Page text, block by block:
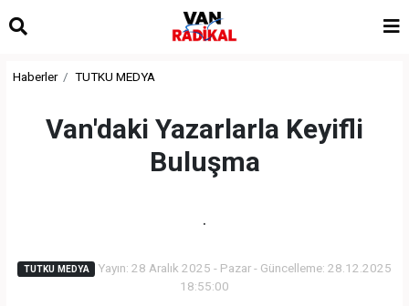
Haberler TUTKU MEDYA
Van'daki Yazarlarla Keyifli
Buluşma
.
TUTKU MEDYA
Yayın: 28 Aralık 2025 - Pazar - Güncelleme: 28.12.2025
18:55:00